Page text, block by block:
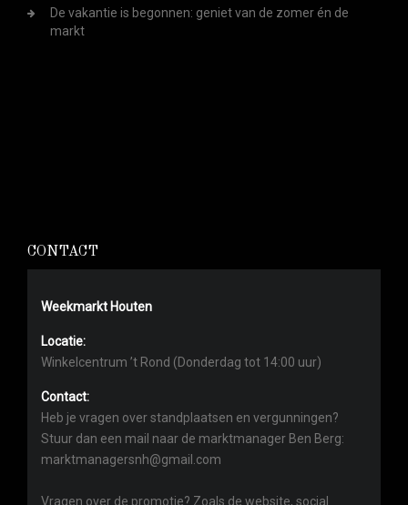
De vakantie is begonnen: geniet van de zomer én de
markt
CONTACT
Weekmarkt Houten
Locatie:
Winkelcentrum ’t Rond (Donderdag tot 14:00 uur)
Contact:
Heb je vragen over standplaatsen en vergunningen?
Stuur dan een mail naar de marktmanager Ben Berg:
marktmanagersnh@gmail.com
Vragen over de promotie? Zoals de website, social